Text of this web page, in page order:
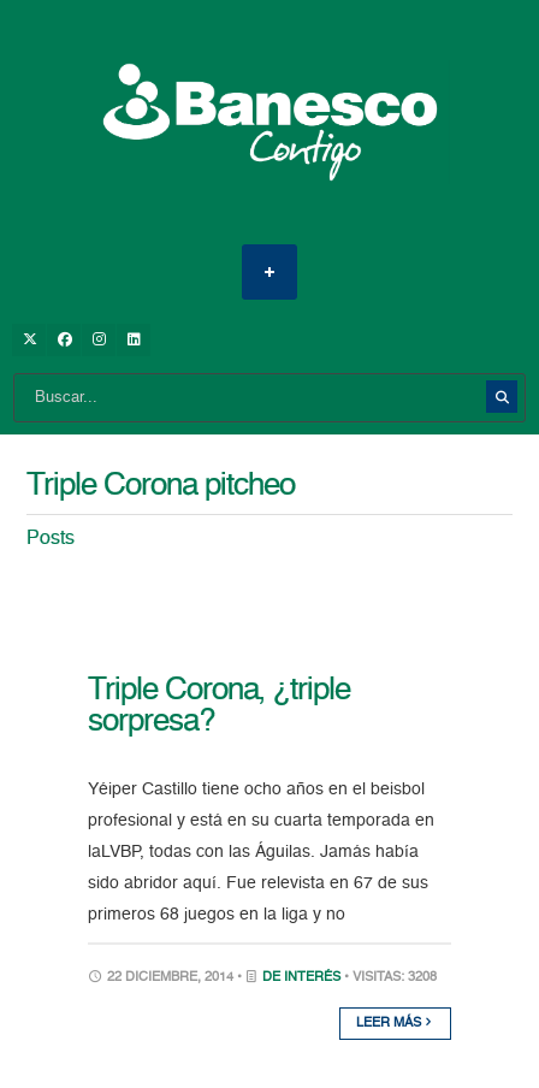
Triple Corona pitcheo
Posts
Triple Corona, ¿triple
sorpresa?
Yéiper Castillo tiene ocho años en el beisbol
profesional y está en su cuarta temporada en
laLVBP, todas con las Águilas. Jamás había
sido abridor aquí. Fue relevista en 67 de sus
primeros 68 juegos en la liga y no
22 DICIEMBRE, 2014 • DE INTERÉS • VISITAS: 3208
LEER MÁS